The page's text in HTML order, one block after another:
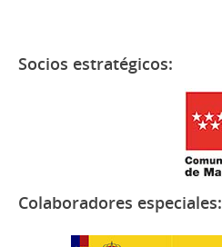
Socios estratégicos:
Colaboradores especiales: